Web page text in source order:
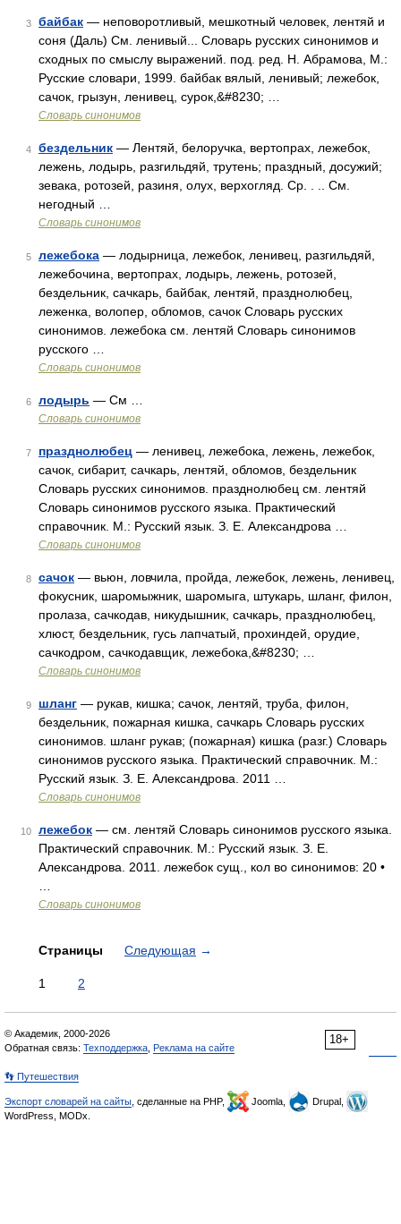
3 байбак — неповоротливый, мешкотный человек, лентяй и
соня (Даль) См. ленивый... Словарь русских синонимов и
сходных по смыслу выражений. под. ред. Н. Абрамова, М.:
Русские словари, 1999. байбак вялый, ленивый; лежебок,
сачок, грызун, ленивец, сурок,&#8230; …
Словарь синонимов
4 бездельник — Лентяй, белоручка, вертопрах, лежебок,
лежень, лодырь, разгильдяй, трутень; праздный, досужий;
зевака, ротозей, разиня, олух, верхогляд. Ср. . .. См.
негодный …
Словарь синонимов
5 лежебока — лодырница, лежебок, ленивец, разгильдяй,
лежебочина, вертопрах, лодырь, лежень, ротозей,
бездельник, сачкарь, байбак, лентяй, празднолюбец,
леженка, волопер, обломов, сачок Словарь русских
синонимов. лежебока см. лентяй Словарь синонимов
русского …
Словарь синонимов
6 лодырь — См …
Словарь синонимов
7 празднолюбец — ленивец, лежебока, лежень, лежебок,
сачок, сибарит, сачкарь, лентяй, обломов, бездельник
Словарь русских синонимов. празднолюбец см. лентяй
Словарь синонимов русского языка. Практический
справочник. М.: Русский язык. З. Е. Александрова …
Словарь синонимов
8 сачок — вьюн, ловчила, пройда, лежебок, лежень, ленивец,
фокусник, шаромыжник, шаромыга, штукарь, шланг, филон,
пролаза, сачкодав, никудышник, сачкарь, празднолюбец,
хлюст, бездельник, гусь лапчатый, прохиндей, орудие,
сачкодром, сачкодавщик, лежебока,&#8230; …
Словарь синонимов
9 шланг — рукав, кишка; сачок, лентяй, труба, филон,
бездельник, пожарная кишка, сачкарь Словарь русских
синонимов. шланг рукав; (пожарная) кишка (разг.) Словарь
синонимов русского языка. Практический справочник. М.:
Русский язык. З. Е. Александрова. 2011 …
Словарь синонимов
10 лежебок — см. лентяй Словарь синонимов русского языка.
Практический справочник. М.: Русский язык. З. Е.
Александрова. 2011. лежебок сущ., кол во синонимов: 20 •
Словарь синонимов
Страницы Следующая →
1 2
18+
© Академик, 2000-2026
Обратная связь: Техподдержка Реклама на сайте
👣 Путешествия
Экспорт словарей на сайты , сделанные на PHP, Joomla,
Drupal,
WordPress, MODx.